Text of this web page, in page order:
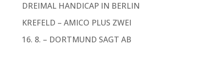
DREIMAL HANDICAP IN BERLIN
KREFELD – AMICO PLUS ZWEI
16. 8. – DORTMUND SAGT AB